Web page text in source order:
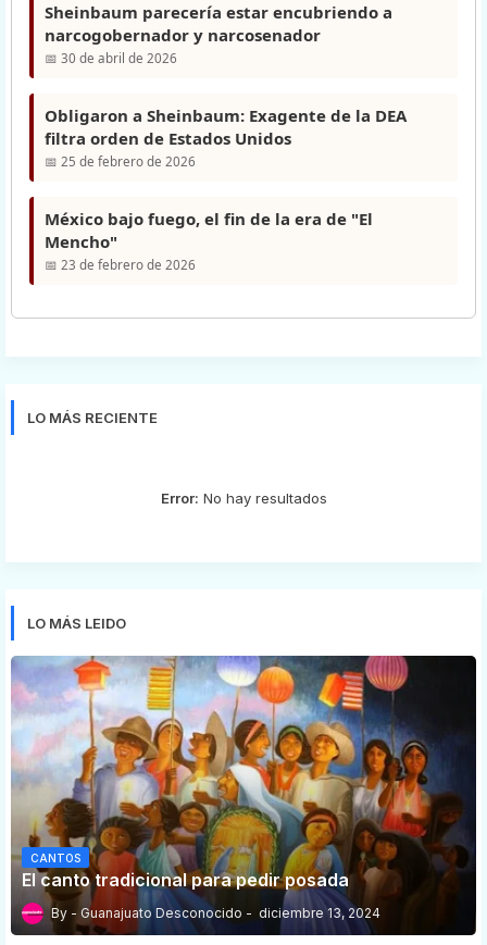
Sheinbaum parecería estar encubriendo a
narcogobernador y narcosenador
📅 30 de abril de 2026
Obligaron a Sheinbaum: Exagente de la DEA
filtra orden de Estados Unidos
📅 25 de febrero de 2026
México bajo fuego, el fin de la era de "El
Mencho"
📅 23 de febrero de 2026
LO MÁS RECIENTE
Error: No hay resultados
LO MÁS LEIDO
CANTOS
El canto tradicional para pedir posada
Guanajuato Desconocido diciembre 13, 2024